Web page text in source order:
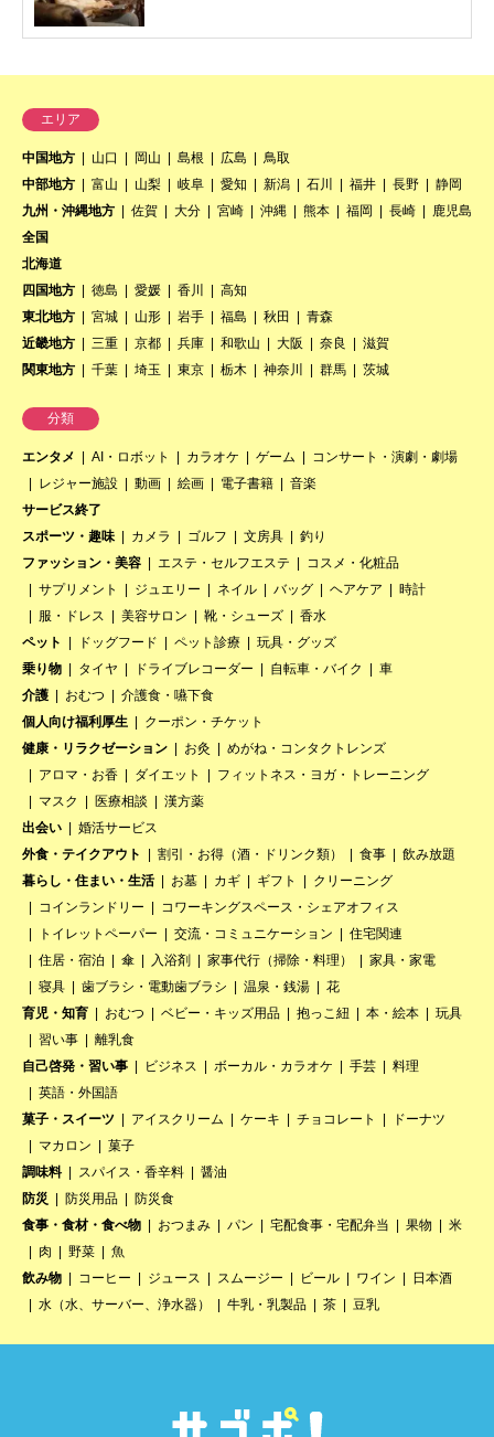
エリア
中国地方 山口 岡山 島根 広島
鳥取
中部地方
富山 山梨 岐阜 愛知 新潟 石川 福井 長野
静岡
九州・沖縄地方
佐賀 大分 宮崎 沖縄 熊本 福岡 長崎
鹿児島
全国
北海道
四国地方
徳島 愛媛 香川
高知
東北地方
宮城 山形 岩手 福島 秋田
青森
近畿地方
三重 京都 兵庫 和歌山 大阪 奈良
滋賀
関東地方
千葉 埼玉 東京 栃木 神奈川 群馬 茨城
分類
エンタメ AI・ロボット カラオケ ゲーム
コンサート・演劇・劇場
レジャー施設
動画 絵画 電子書籍
音楽
サービス終了
スポーツ・趣味
カメラ ゴルフ 文房具
釣り
ファッション・美容
エステ・セルフエステ
コスメ・化粧品
サプリメント
ジュエリー ネイル バッグ ヘアケア
時計
服・ドレス
美容サロン 靴・シューズ
香水
ペット
ドッグフード ペット診療
玩具・グッズ
乗り物
タイヤ ドライブレコーダー 自転車・バイク
車
介護
おむつ
介護食・嚥下食
個人向け福利厚生
クーポン・チケット
健康・リラクゼーション
お灸
めがね・コンタクトレンズ
アロマ・お香
ダイエット
フィットネス・ヨガ・トレーニング
マスク
医療相談
漢方薬
出会い
婚活サービス
外食・テイクアウト
割引・お得（酒・ドリンク類） 食事
飲み放題
暮らし・住まい・生活
お墓 カギ ギフト
クリーニング
コインランドリー
コワーキングスペース・シェアオフィス
トイレットペーパー
交流・コミュニケーション
住宅関連
住居・宿泊
傘 入浴剤 家事代行（掃除・料理）
家具・家電
寝具
歯ブラシ・電動歯ブラシ 温泉・銭湯
花
育児・知育
おむつ ベビー・キッズ用品 抱っこ紐 本・絵本
玩具
習い事
離乳食
自己啓発・習い事
ビジネス ボーカル・カラオケ 手芸
料理
英語・外国語
菓子・スイーツ
アイスクリーム ケーキ チョコレート
ドーナツ
マカロン
菓子
調味料
スパイス・香辛料
醤油
防災
防災用品
防災食
食事・食材・食べ物
おつまみ パン 宅配食事・宅配弁当 果物
米
肉
野菜
魚
飲み物
コーヒー ジュース スムージー ビール ワイン
日本酒
水（水、サーバー、浄水器）
牛乳・乳製品 茶 豆乳